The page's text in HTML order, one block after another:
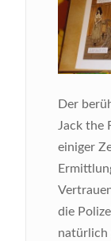
Der
Jack the
einiger
die
natürlich